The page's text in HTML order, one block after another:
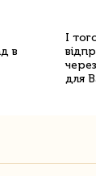
в
І
для